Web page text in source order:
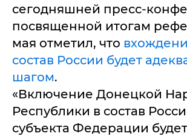
сегодняшней пресс-
посвященной итогам
мая отметил, что
состав России будет
шагом.
«Включение Донецкой
Республики в состав
субъекта Федерации будет